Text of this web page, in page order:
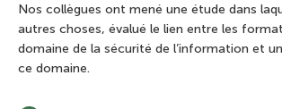
Nos collègues ont mené une étude dans
autres choses, évalué le lien entre les
domaine de la sécurité de l’information et
ce domaine.